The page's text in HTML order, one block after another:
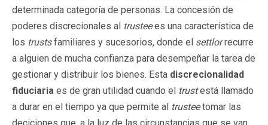
determinada categoría de personas. La concesión de
poderes discrecionales al trusteees una característica de
los trustsfamiliares y sucesorios, donde el settlorrecurre
a alguien de mucha confianza para desempeñar la tarea de
gestionar y distribuir los bienes. Esta discrecionalidad
fiduciaria es de gran utilidad cuando el trustestá llamado
a durar en el tiempo ya que permite al trusteetomar las